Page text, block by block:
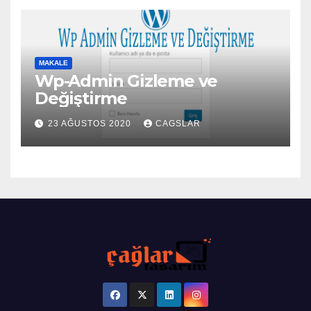
MAKALE
Wp-Admin Gizleme ve
Değiştirme
23 AĞUSTOS 2020 CAGSLAR